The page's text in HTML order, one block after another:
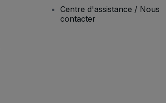
Centre d'assistance / Nous
contacter